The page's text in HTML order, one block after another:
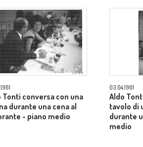
Tonti conversa con una
durante una cena al
- piano medio
03.04.1961
Aldo
tavolo di
durante
medio